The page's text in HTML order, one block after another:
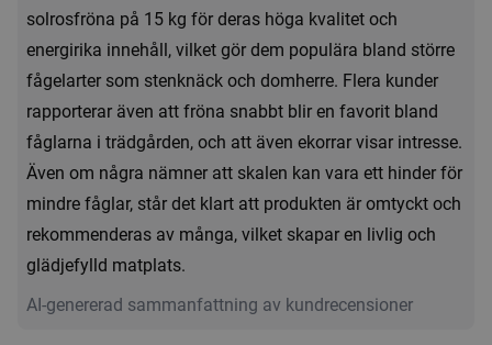
solrosfröna på 15 kg för deras höga kvalitet och
energirika innehåll, vilket gör dem populära bland större
fågelarter som stenknäck och domherre. Flera kunder
rapporterar även att fröna snabbt blir en favorit bland
fåglarna i trädgården, och att även ekorrar visar intresse.
Även om några nämner att skalen kan vara ett hinder för
mindre fåglar, står det klart att produkten är omtyckt och
rekommenderas av många, vilket skapar en livlig och
glädjefylld matplats.
AI-genererad sammanfattning av kundrecensioner